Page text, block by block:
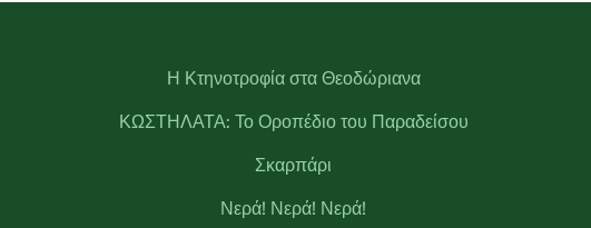
Η Κτηνοτροφία στα Θεοδώριανα
ΚΩΣΤΗΛΑΤΑ: Το Οροπέδιο του Παραδείσου
Σκαρπάρι
Νερά! Νερά! Νερά!